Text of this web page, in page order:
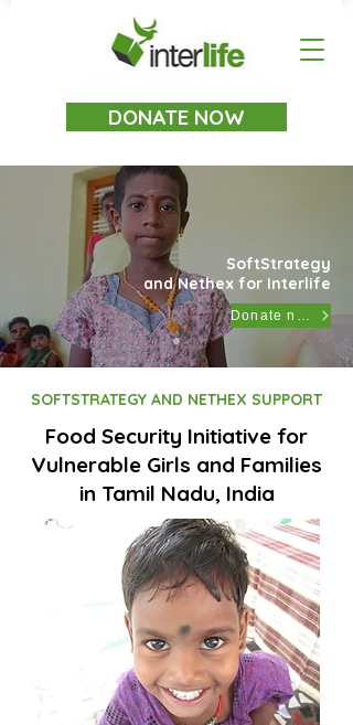
DONATE NOW
SoftStrategy
and Nethex for Interlife
Donate now
SOFTSTRATEGY AND NETHEX SUPPORT
Food Security Initiative for
Vulnerable Girls and Families
in Tamil Nadu, India